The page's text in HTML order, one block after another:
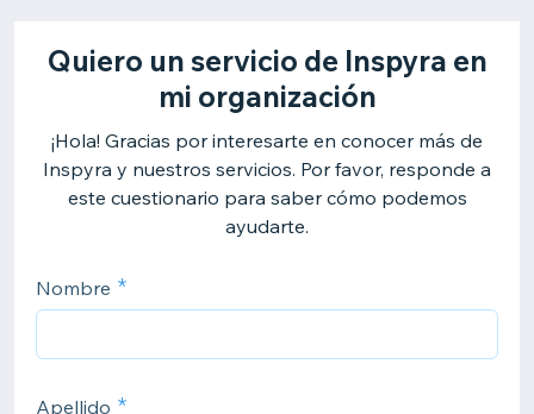
Quiero un servicio de Inspyra en
mi organización
¡Hola! Gracias por interesarte en conocer más de
Inspyra y nuestros servicios. Por favor, responde a
este cuestionario para saber cómo podemos
ayudarte.
Nombre
Apellido